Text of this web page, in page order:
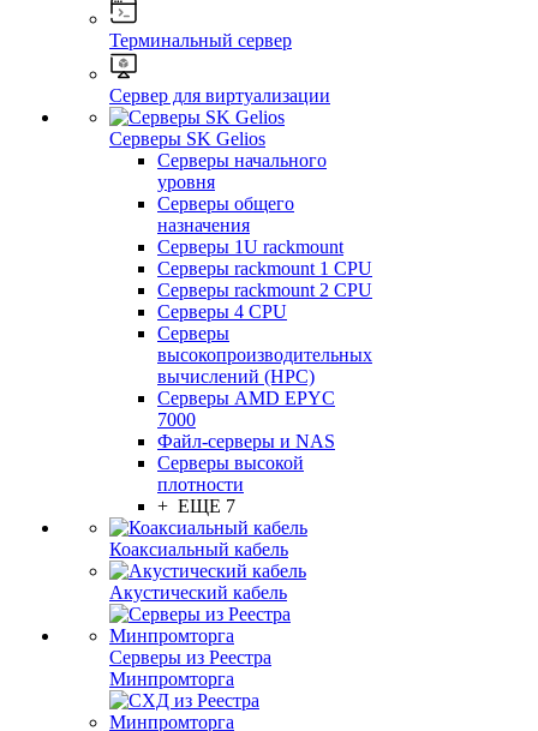
Терминальный сервер
Сервер для виртуализации
Серверы SK Gelios
Серверы начального
уровня
Серверы общего
назначения
Серверы 1U rackmount
Серверы rackmount 1 CPU
Серверы rackmount 2 CPU
Серверы 4 CPU
Серверы
высокопроизводительных
вычислений (HPC)
Серверы AMD EPYC
7000
Файл-серверы и NAS
Серверы высокой
плотности
+ ЕЩЕ 7
Коаксиальный кабель
Акустический кабель
Серверы из Реестра
Минпромторга